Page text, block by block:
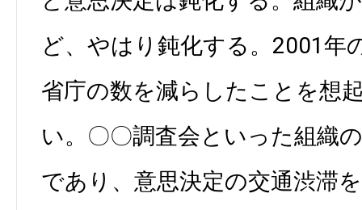
ど、やはり鈍化する。2001年
省庁の数を減らしたことを想
い。〇〇調査会といった組織
であり、意思決定の交通渋滞